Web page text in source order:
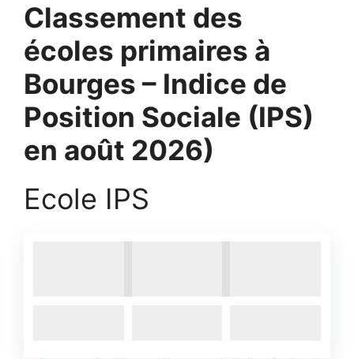
Classement des
écoles primaires à
Bourges – Indice de
Position Sociale (IPS)
en août 2026)
Ecole IPS